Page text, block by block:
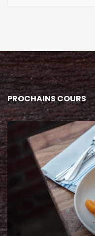
PROCHAINS COURS